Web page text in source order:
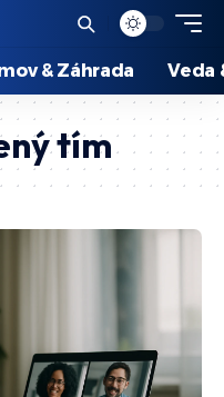
& Záhrada Veda
tím